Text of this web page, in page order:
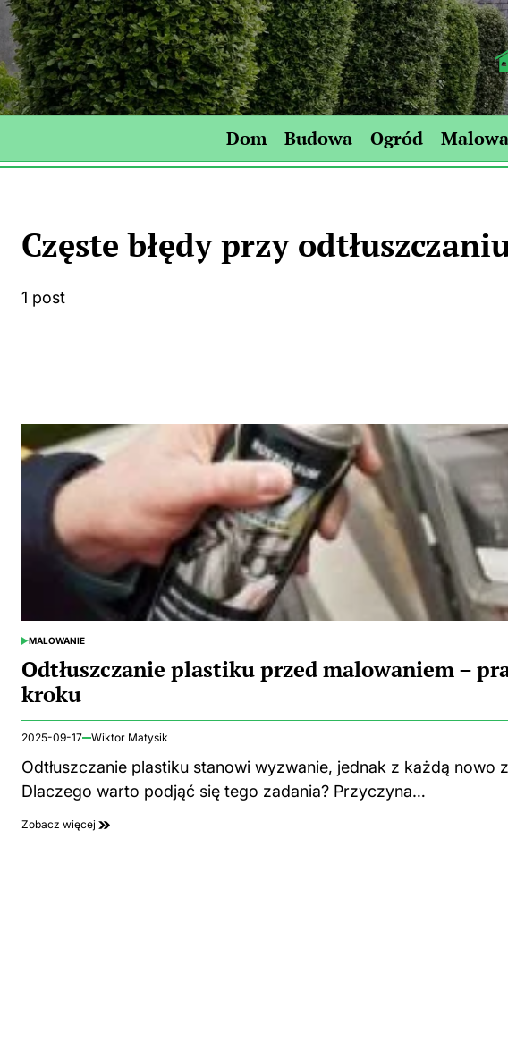
Skip
to
content
Dom Budowa Ogród
Częste błędy przy
1 post
POSTED
MALOWANIE
Odtłuszczanie plastiku przed malowaniem –
kroku
2025-09-17 Wiktor Matysik
Odtłuszczanie plastiku stanowi wyzwanie, jednak z każdą
Dlaczego warto podjąć się tego zadania? Przyczyna…
Zobacz więcej